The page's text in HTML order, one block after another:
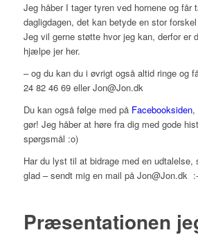
Jeg håber I tager tyren ved hornene og får
dagligdagen, det kan betyde en stor
Jeg vil gerne støtte hvor jeg kan, derfor er
hjælpe jer her.
– og du kan du i øvrigt også altid ringe og
24 82 46 69 eller Jon@Jon.dk
Du kan også følge med på Facebooksiden,
gør! Jeg håber at høre fra dig med gode
spørgsmål :o)
Har du lyst til at bidrage med en
glad – sendt mig en mail på Jon@Jon.dk
Præsentationen